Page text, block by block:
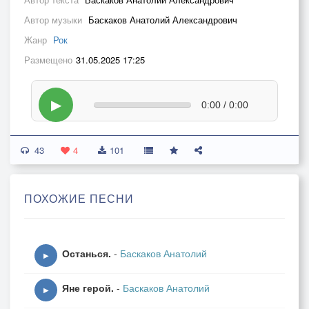
Автор музыки Баскаков Анатолий Александрович
Жанр Рок
Размещено 31.05.2025 17:25
▶ 0:00 / 0:00
43 4 101
ПОХОЖИЕ ПЕСНИ
▶ Останься. - Баскаков Анатолий
▶ Яне герой. - Баскаков Анатолий